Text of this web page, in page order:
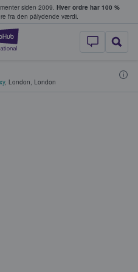
siden 2009. Hver ordre har 100 %
fra den pålydende værdi.
StubHub - Hvor
, London, London